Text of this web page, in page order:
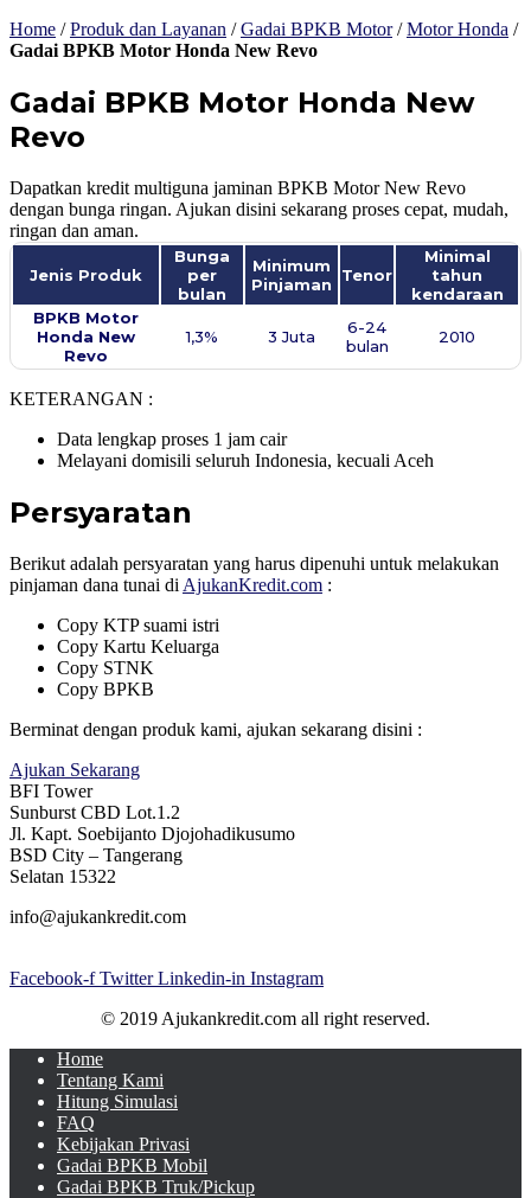
Home /Produk dan Layanan /Gadai BPKB Motor/Motor Honda /
Gadai BPKB Motor Honda New Revo
Gadai BPKB Motor Honda New
Revo
Dapatkan kredit multiguna jaminan BPKB Motor New Revo
dengan bunga ringan. Ajukan disini sekarang proses cepat, mudah,
ringan dan aman.
Jenis Produk
Bunga
per
bulan
Minimum
Pinjaman
Tenor
Minimal
tahun
kendaraan
BPKB Motor
Honda New
Revo​
1,3% 3 Juta
6-24
bulan
2010
KETERANGAN :
Data lengkap proses 1 jam cair
Melayani domisili seluruh Indonesia, kecuali Aceh
Persyaratan
Berikut adalah persyaratan yang harus dipenuhi untuk melakukan
pinjaman dana tunai di AjukanKredit.com :
Copy KTP suami istri
Copy Kartu Keluarga
Copy STNK
Copy BPKB
Berminat dengan produk kami, ajukan sekarang disini :
Ajukan Sekarang
BFI Tower
Sunburst CBD Lot.1.2
Jl. Kapt. Soebijanto Djojohadikusumo
BSD City – Tangerang
Selatan 15322
info@ajukankredit.com
Facebook-f Twitter Linkedin-in Instagram
© 2019 Ajukankredit.com all right reserved.
Home
Tentang Kami
Hitung Simulasi
FAQ
Kebijakan Privasi
Gadai BPKB Mobil
Gadai BPKB Truk/Pickup